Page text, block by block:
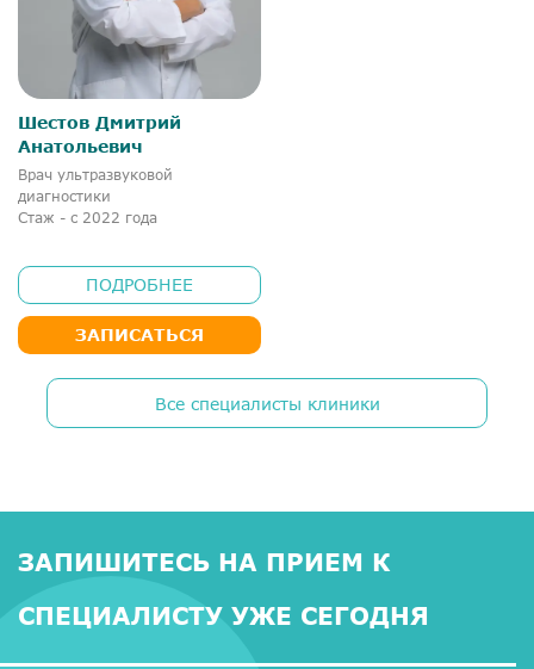
Шестов Дмитрий
Анатольевич
Врач ультразвуковой
диагностики
Стаж - с 2022 года
ПОДРОБНЕЕ
ЗАПИСАТЬСЯ
Все специалисты клиники
ЗАПИШИТЕСЬ НА ПРИЕМ К
СПЕЦИАЛИСТУ УЖЕ СЕГОДНЯ